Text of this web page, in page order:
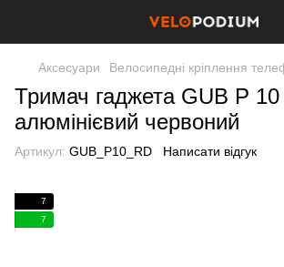
Аксесуари Велосипедні кріплення
Тримач гаджета GUB P
алюмінієвий червоний
Артикул: GUB_P10_RD Написати відгук
7
7